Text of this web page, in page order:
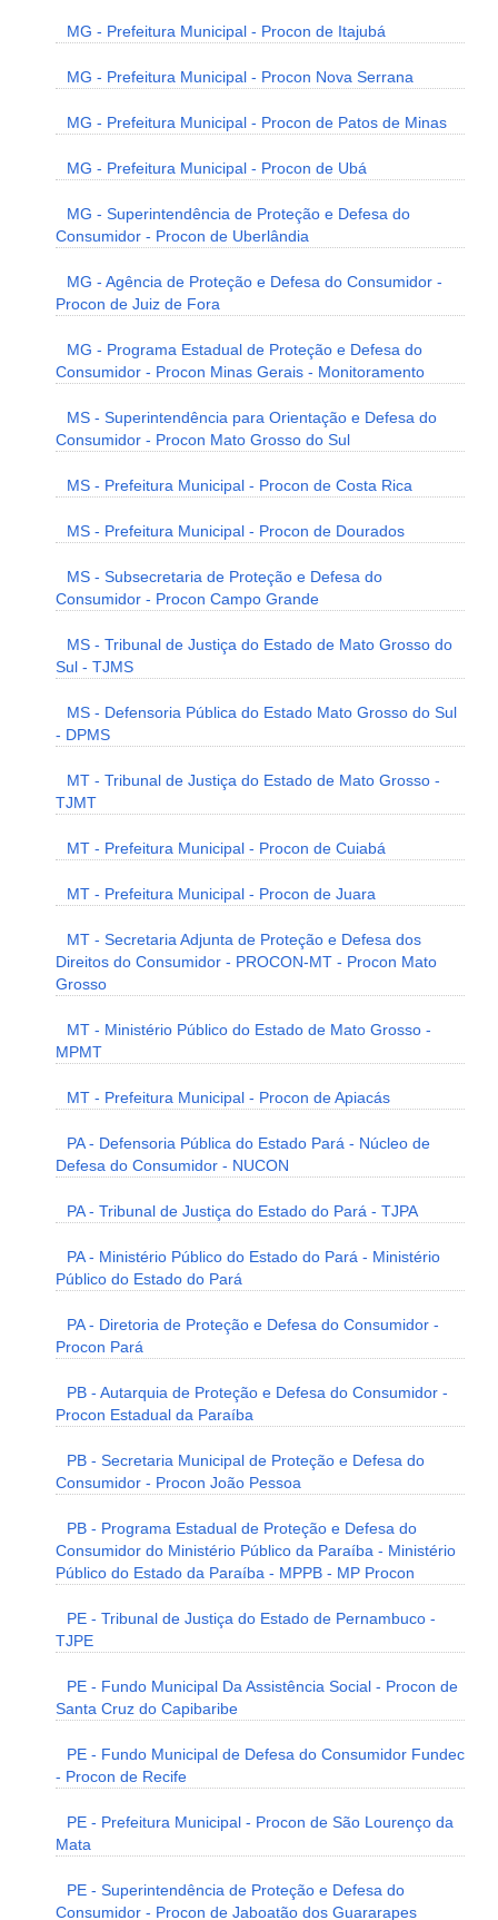
MG - Prefeitura Municipal - Procon de Itajubá
MG - Prefeitura Municipal - Procon Nova Serrana
MG - Prefeitura Municipal - Procon de Patos de Minas
MG - Prefeitura Municipal - Procon de Ubá
MG - Superintendência de Proteção e Defesa do
Consumidor - Procon de Uberlândia
MG - Agência de Proteção e Defesa do Consumidor -
Procon de Juiz de Fora
MG - Programa Estadual de Proteção e Defesa do
Consumidor - Procon Minas Gerais - Monitoramento
MS - Superintendência para Orientação e Defesa do
Consumidor - Procon Mato Grosso do Sul
MS - Prefeitura Municipal - Procon de Costa Rica
MS - Prefeitura Municipal - Procon de Dourados
MS - Subsecretaria de Proteção e Defesa do
Consumidor - Procon Campo Grande
MS - Tribunal de Justiça do Estado de Mato Grosso do
Sul - TJMS
MS - Defensoria Pública do Estado Mato Grosso do Sul
- DPMS
MT - Tribunal de Justiça do Estado de Mato Grosso -
TJMT
MT - Prefeitura Municipal - Procon de Cuiabá
MT - Prefeitura Municipal - Procon de Juara
MT - Secretaria Adjunta de Proteção e Defesa dos
Direitos do Consumidor - PROCON-MT - Procon Mato
Grosso
MT - Ministério Público do Estado de Mato Grosso -
MPMT
MT - Prefeitura Municipal - Procon de Apiacás
PA - Defensoria Pública do Estado Pará - Núcleo de
Defesa do Consumidor - NUCON
PA - Tribunal de Justiça do Estado do Pará - TJPA
PA - Ministério Público do Estado do Pará - Ministério
Público do Estado do Pará
PA - Diretoria de Proteção e Defesa do Consumidor -
Procon Pará
PB - Autarquia de Proteção e Defesa do Consumidor -
Procon Estadual da Paraíba
PB - Secretaria Municipal de Proteção e Defesa do
Consumidor - Procon João Pessoa
PB - Programa Estadual de Proteção e Defesa do
Consumidor do Ministério Público da Paraíba - Ministério
Público do Estado da Paraíba - MPPB - MP Procon
PE - Tribunal de Justiça do Estado de Pernambuco -
TJPE
PE - Fundo Municipal Da Assistência Social - Procon de
Santa Cruz do Capibaribe
PE - Fundo Municipal de Defesa do Consumidor Fundec
- Procon de Recife
PE - Prefeitura Municipal - Procon de São Lourenço da
Mata
PE - Superintendência de Proteção e Defesa do
Consumidor - Procon de Jaboatão dos Guararapes